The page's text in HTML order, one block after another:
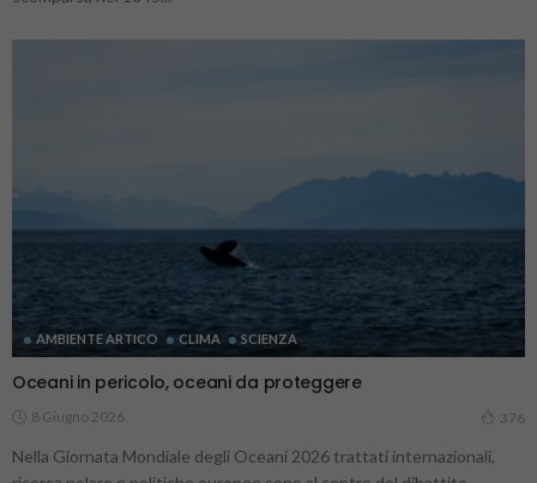
AMBIENTE ARTICO CLIMA SCIENZA
Oceani in pericolo, oceani da proteggere
8 Giugno 2026 376
Nella Giornata Mondiale degli Oceani 2026 trattati internazionali,